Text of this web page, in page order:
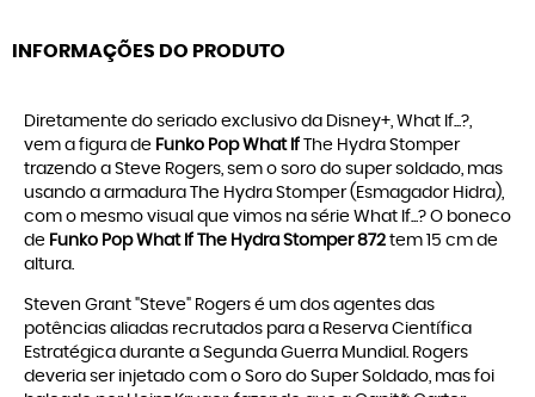
INFORMAÇÕES DO PRODUTO
Diretamente do seriado exclusivo da Disney+, What If...?,
vem a figura de Funko Pop What If
The Hydra Stomper
trazendo a Steve Rogers, sem o soro do super soldado, mas
usando a armadura The Hydra Stomper (Esmagador Hidra),
com o mesmo visual que vimos na série What If...? O boneco
de Funko Pop What If The Hydra Stomper 872 tem 15 cm de
altura.
Steven Grant "Steve" Rogers é um dos agentes das
potências aliadas recrutados para a Reserva Científica
Estratégica durante a Segunda Guerra Mundial. Rogers
deveria ser injetado com o Soro do Super Soldado, mas foi